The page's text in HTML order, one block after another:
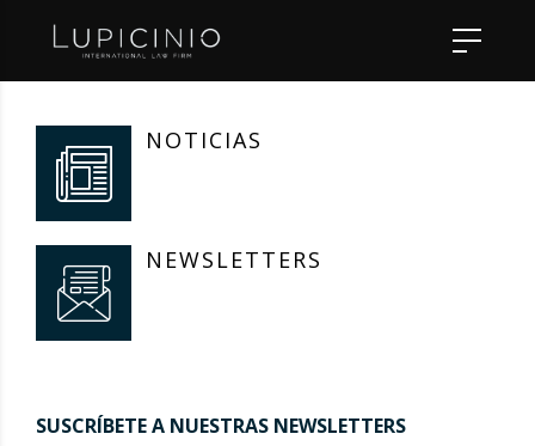
NOTICIAS
NEWSLETTERS
SUSCRÍBETE A NUESTRAS NEWSLETTERS